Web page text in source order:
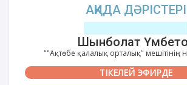
АҚИДА ДӘРІСТЕРІ
Шынболат
""Ақтөбе қалалық орталық" мешітінің
ТІКЕЛЕЙ ЭФИРДЕ